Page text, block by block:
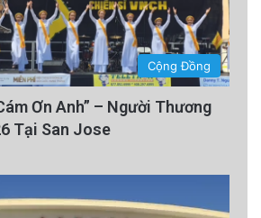
Cộng Đồng
Ơn Anh” – Người Thương
Tại San Jose